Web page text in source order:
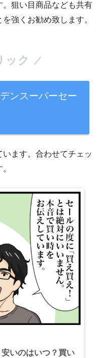
狙い目商品なども共有
強くお勧め致します。
ック
ンスーパーセー
ます。合わせてチェッ
いのはいつ？買い